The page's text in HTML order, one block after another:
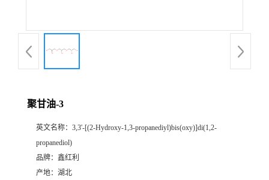
聚甘油-3
英文名称： 3,3'-[(2-Hydroxy-1,3-propanediyl)bis(oxy)]di(1,2-
propanediol)
品牌： 鑫红利
产地： 湖北